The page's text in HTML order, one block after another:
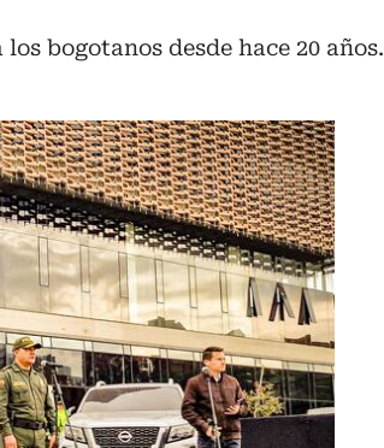
bogotanos desde hace 20 años.